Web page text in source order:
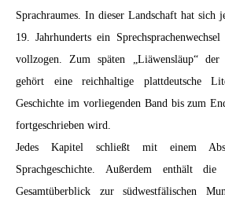
Sprachraumes. In dieser Landschaft hat sich
19. Jahrhunderts ein
vollzogen. Zum späten „Liäwensläup“ der
gehört eine reichhaltige plattdeutsche
Geschichte im vorliegenden Band bis zum
fortgeschrieben wird.
Jedes Kapitel schließt mit einem
Sprachgeschichte. Außerdem enthält die
Gesamtüberblick zur südwestfälischen